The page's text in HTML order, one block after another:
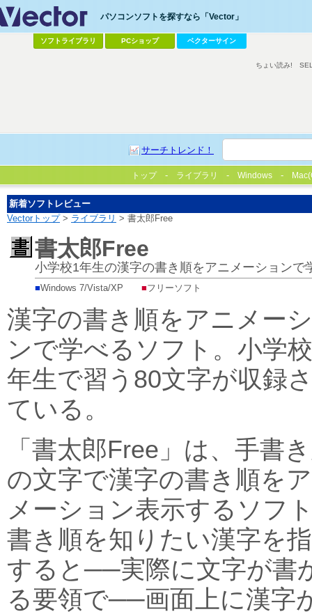
パソコンソフトを探すなら「Vector」
ソフトライブラリ PCショップ ベクターサイン
サーチトレンド！
ちょい読み!
トップ ライブラリ Windows
新着ソフトレビュー
Vectorトップ> ライブラリ > 書太郎Free
書太郎Free
小学校1年生の漢字の書き順をアニメーションで
■Windows 7/Vista/XP ■フリーソフト
漢字の書き順をアニメー
ンで学べるソフト。小学
年生で習う80文字が収録
ている。
「書太郎Free」は、手書
の文字で漢字の書き順を
メーション表示するソフ
書き順を知りたい漢字を
すると──実際に文字が書
る要領で──画面上に漢字